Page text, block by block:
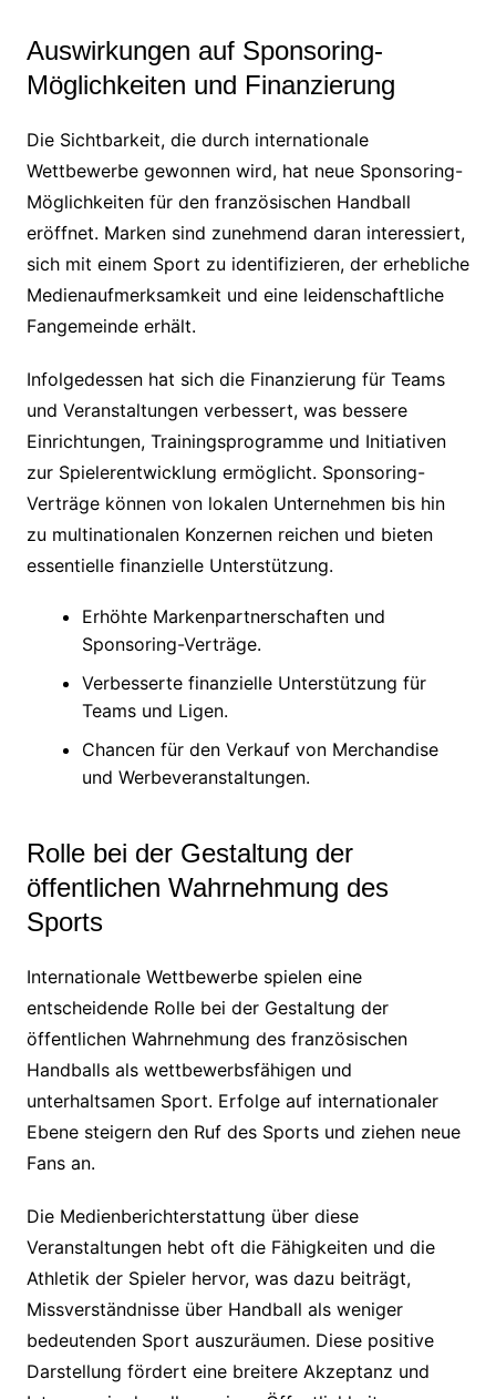
Auswirkungen auf Sponsoring-
Möglichkeiten und Finanzierung
Die Sichtbarkeit, die durch internationale
Wettbewerbe gewonnen wird, hat neue Sponsoring-
Möglichkeiten für den französischen Handball
eröffnet. Marken sind zunehmend daran interessiert,
sich mit einem Sport zu identifizieren, der erhebliche
Medienaufmerksamkeit und eine leidenschaftliche
Fangemeinde erhält.
Infolgedessen hat sich die Finanzierung für Teams
und Veranstaltungen verbessert, was bessere
Einrichtungen, Trainingsprogramme und Initiativen
zur Spielerentwicklung ermöglicht. Sponsoring-
Verträge können von lokalen Unternehmen bis hin
zu multinationalen Konzernen reichen und bieten
essentielle finanzielle Unterstützung.
Erhöhte Markenpartnerschaften und
Sponsoring-Verträge.
Verbesserte finanzielle Unterstützung für
Teams und Ligen.
Chancen für den Verkauf von Merchandise
und Werbeveranstaltungen.
Rolle bei der Gestaltung der
öffentlichen Wahrnehmung des
Sports
Internationale Wettbewerbe spielen eine
entscheidende Rolle bei der Gestaltung der
öffentlichen Wahrnehmung des französischen
Handballs als wettbewerbsfähigen und
unterhaltsamen Sport. Erfolge auf internationaler
Ebene steigern den Ruf des Sports und ziehen neue
Fans an.
Die Medienberichterstattung über diese
Veranstaltungen hebt oft die Fähigkeiten und die
Athletik der Spieler hervor, was dazu beiträgt,
Missverständnisse über Handball als weniger
bedeutenden Sport auszuräumen. Diese positive
Darstellung fördert eine breitere Akzeptanz und